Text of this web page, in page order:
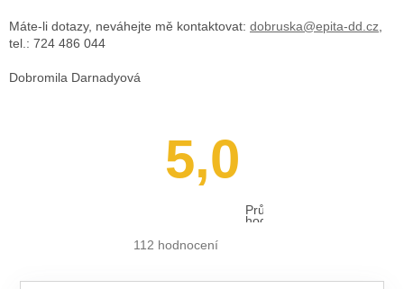
Máte-li dotazy, neváhejte mě kontaktovat: dobruska@epita-dd.cz
tel.: 724 486 044
Dobromila Darnadyová
5,0
Průměrné
hodnocení
112 hodnocení